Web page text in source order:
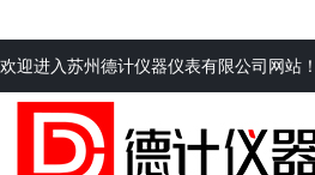
欢迎进入苏州德计仪器仪表有限公司网站！